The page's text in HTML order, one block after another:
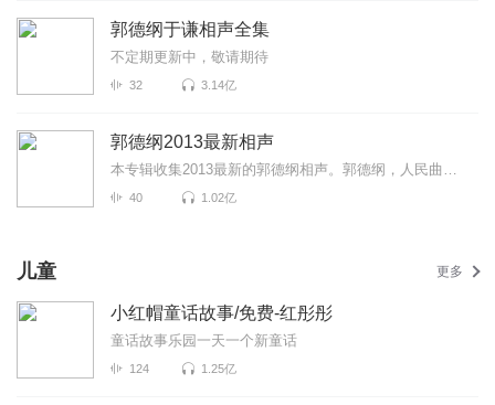
郭德纲于谦相声全集
不定期更新中，敬请期待
32 3.14亿
郭德纲2013最新相声
本专辑收集2013最新的郭德纲相声。郭德纲，人民曲艺艺术家、相声和电视剧演员、电视脱口秀主持人。1973...
40 1.02亿
儿童 更多
小红帽童话故事/免费-红彤彤
童话故事乐园一天一个新童话
124 1.25亿